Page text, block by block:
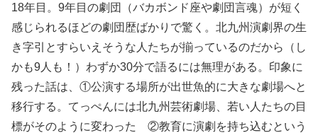
18年目。9年目の劇団（バカボンド座や劇団言魂）が短く
感じられるほどの劇団歴ばかりで驚く。北九州演劇界の生
き字引とすらいえそうな人たちが揃っているのだから（し
かも9人も！）わずか30分で語るには無理がある。印象に
残った話は、①公演する場所が出世魚的に大きな劇場へと
移行する。てっぺんには北九州芸術劇場、若い人たちの目
標がそのように変わった ②教育に演劇を持ち込むという